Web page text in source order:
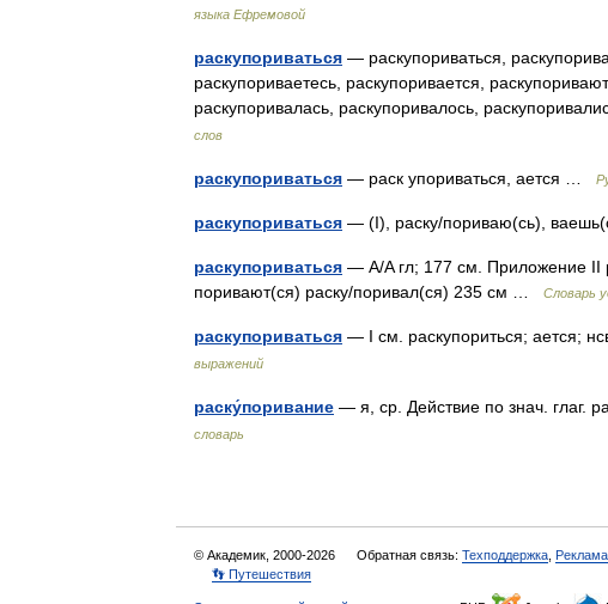
языка Ефремовой
раскупориваться — раскупориваться,
раскупориваетесь, раскупоривается,
раскупоривалась, раскупоривалось,
слов
раскупориваться — раск упориваться, ается …
раскупориваться — (I), раску/пориваю(сь),
раскупориваться — A/A гл; 177 см. Приложение II
поривают(ся) раску/поривал(ся) 235 см …
Словарь
раскупориваться — I см. раскупориться; ается;
выражений
раску́поривание — я, ср. Действие по знач. глаг.
словарь
© Академик, 2000-2026 Обратная связь: Техподдержка
👣 Путешествия